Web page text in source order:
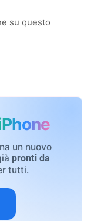
su questo
un nuovo
pronti da
tutti.